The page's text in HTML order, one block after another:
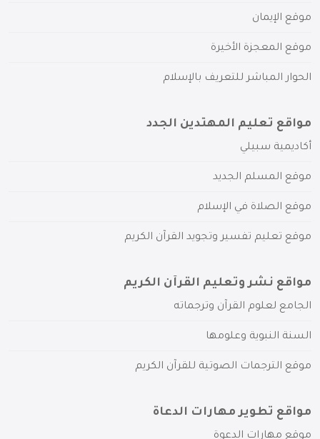
موقع الإيمان
موقع المعجزة الأخيرة
الحوار المباشر للتعريف بالإسلام
مواقع تعليم المهتدين الجدد
أكاديمية سبيلي
موقع المسلم الجديد
موقع الصلاة في الإسلام
موقع تعليم تفسير وتجويد القرآن الكريم
مواقع نشر وتعليم القرآن الكريم
الجامع لعلوم القرآن وترجماته
السنة النبوية وعلومها
موقع الترجمات الصوتية للقرآن الكريم
مواقع تطوير مهارات الدعاة
موقع مهارات الدعوة